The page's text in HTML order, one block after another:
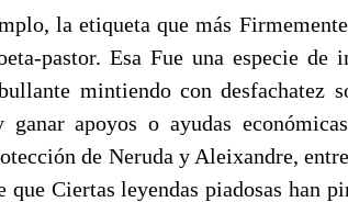
la etiqueta que más
pastor. Esa Fue una especie de
mintiendo con desfachatez
apoyos o ayudas
de Neruda y Aleixandre,
que Ciertas leyendas piadosas han